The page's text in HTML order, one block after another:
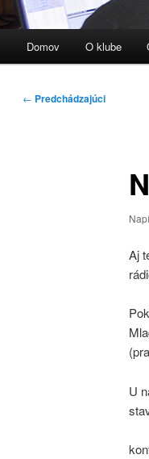
Domov O klube
Navigácia
← Predchádzajúci
Aj
U